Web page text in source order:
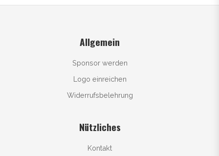
Allgemein
Sponsor werden
Logo einreichen
Widerrufsbelehrung
Nützliches
Kontakt